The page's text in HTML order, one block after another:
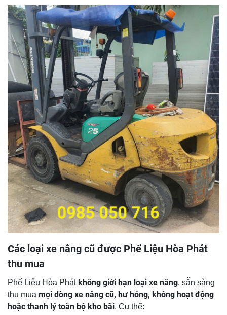
Các loại xe nâng cũ được Phế Liệu Hòa Phát
thu mua
Phế Liệu Hòa Phát không giới hạn loại xe nâng, sẵn sàng
thu mua mọi dòng xe nâng cũ, hư hỏng, không hoạt động
hoặc thanh lý toàn bộ kho bãi. Cụ thể: